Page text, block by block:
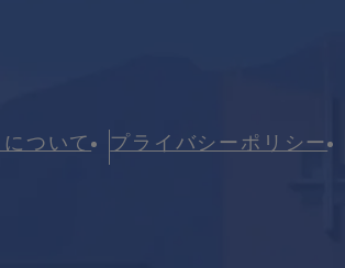
ついて プライバシーポリシー